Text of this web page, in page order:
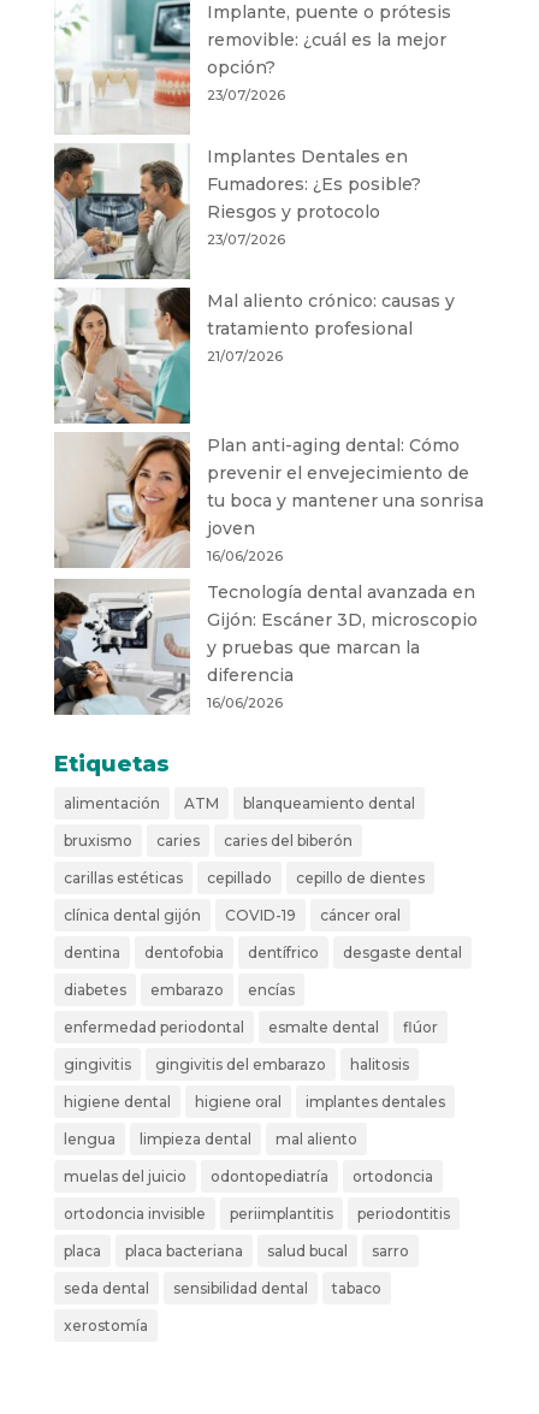
Implante, puente o prótesis
removible: ¿cuál es la mejor
opción?
23/07/2026
Implantes Dentales en
Fumadores: ¿Es posible?
Riesgos y protocolo
23/07/2026
Mal aliento crónico: causas y
tratamiento profesional
21/07/2026
Plan anti-aging dental: Cómo
prevenir el envejecimiento de
tu boca y mantener una sonrisa
joven
16/06/2026
Tecnología dental avanzada en
Gijón: Escáner 3D, microscopio
y pruebas que marcan la
diferencia
16/06/2026
Etiquetas
alimentación ATM blanqueamiento dental
bruxismo caries caries del biberón
carillas estéticas cepillado cepillo de dientes
clínica dental gijón COVID-19 cáncer oral
dentina dentofobia dentífrico desgaste dental
diabetes embarazo encías
enfermedad periodontal esmalte dental flúor
gingivitis gingivitis del embarazo halitosis
higiene dental higiene oral implantes dentales
lengua limpieza dental mal aliento
muelas del juicio odontopediatría ortodoncia
ortodoncia invisible periimplantitis periodontitis
placa placa bacteriana salud bucal sarro
seda dental sensibilidad dental tabaco
xerostomía